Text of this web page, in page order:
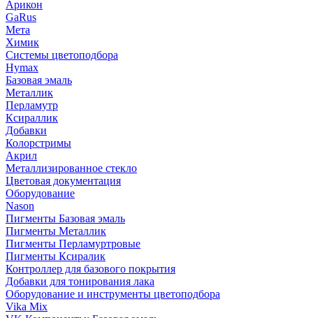
Арикон
GaRus
Мета
Химик
Системы цветоподбора
Hymax
Базовая эмаль
Металлик
Перламутр
Ксираллик
Добавки
Колорстримы
Акрил
Металлизированное стекло
Цветовая документация
Оборудование
Nason
Пигменты Базовая эмаль
Пигменты Металлик
Пигменты Перламуртровые
Пигменты Ксиралик
Контроллер для базового покрытия
Добавки для тонирования лака
Оборудование и инструменты цветоподбора
Vika Mix